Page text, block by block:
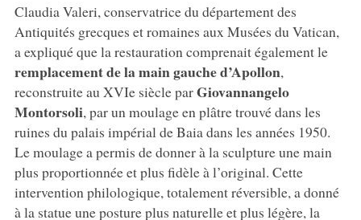
Claudia Valeri, conservatrice du département des
Antiquités grecques et romaines aux Musées du Vatican,
a expliqué que la restauration comprenait également le
remplacement de la main gauche d’Apollon,
reconstruite au XVIe siècle parGiovannangelo
Montorsoli, par un moulage en plâtre trouvé dans les
ruines du palais impérial de Baia dans les années 1950.
Le moulage a permis de donner à la sculpture une main
plus proportionnée et plus fidèle à l’original. Cette
intervention philologique, totalement réversible, a donné
à la statue une posture plus naturelle et plus légère, la